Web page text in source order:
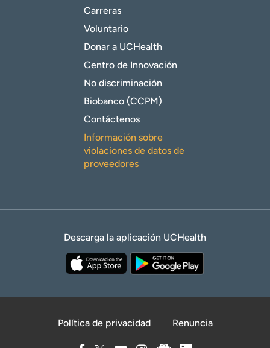
Carreras
Voluntario
Donar a UCHealth
Centro de Innovación
No discriminación
Biobanco (CCPM)
Contáctenos
Información sobre
violaciones de datos de
proveedores
Descarga la aplicación UCHealth
Política de privacidad Renuncia